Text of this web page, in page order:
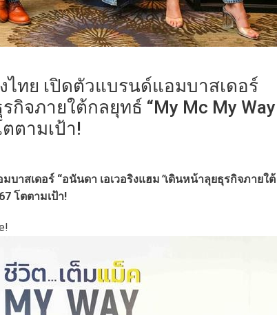
ทย เปิดตัวแบรนด์แอมบาสเดอร์
กิจภายใต้กลยุทธ์ “My Mc My Way
ตามเป้า!
บาสเดอร์ “อนันดา เอเวอริงแฮม ”เดินหน้าลุยธุรกิจภายใต้
โตตามเป้า!